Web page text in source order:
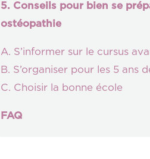
5. Conseils pour bien se
ostéopathie
A. S’informer sur le cursus
B. S’organiser pour les 5 ans
C. Choisir la bonne école
FAQ